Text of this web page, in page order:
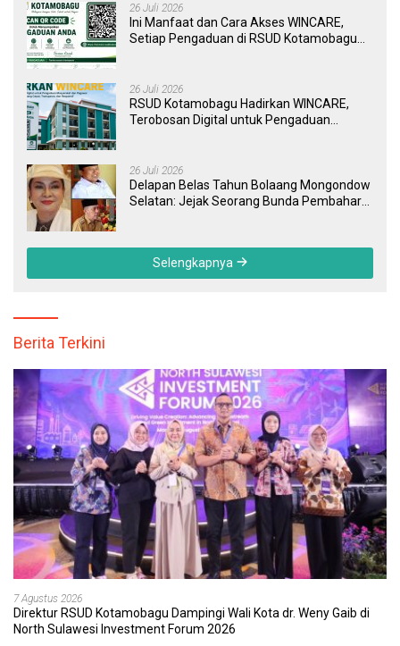
26 Juli 2026
Ini Manfaat dan Cara Akses WINCARE,
Setiap Pengaduan di RSUD Kotamobagu
26 Juli 2026
RSUD Kotamobagu Hadirkan WINCARE,
Terobosan Digital untuk Pengaduan
26 Juli 2026
Delapan Belas Tahun Bolaang Mongondow
Selatan: Jejak Seorang Bunda Pembaharu
Selengkapnya
Berita Terkini
7 Agustus 2026
Direktur RSUD Kotamobagu Dampingi Wali Kota dr. Weny Gaib di
North Sulawesi Investment Forum 2026